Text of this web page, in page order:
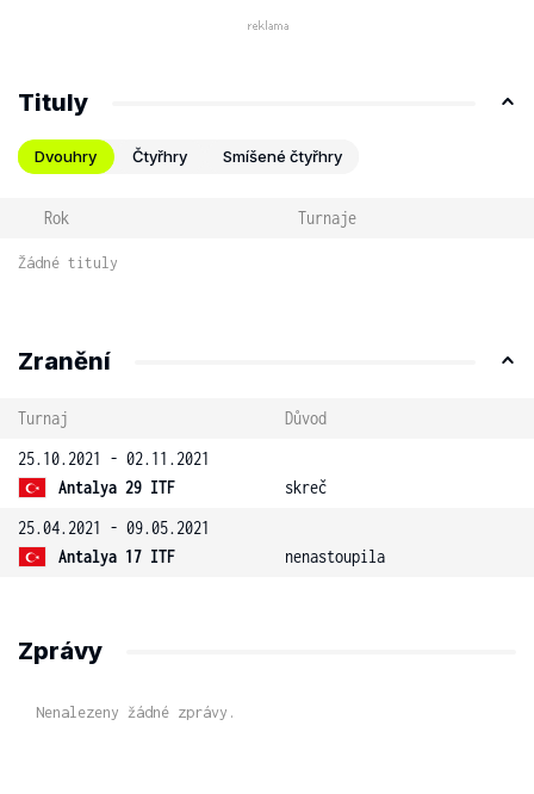
Tituly
Dvouhry Čtyřhry Smíšené čtyřhry
Rok Turnaje
Žádné tituly
Zranění
Turnaj
Důvod
25.10.2021 - 02.11.2021
Antalya 29 ITF
skreč
25.04.2021 - 09.05.2021
Antalya 17 ITF
nenastoupila
Zprávy
Nenalezeny žádné zprávy.